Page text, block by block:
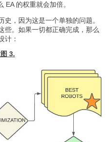
EA 的权重就会加倍。
，因为这是一个单独的问题。
些。如果一切都正确完成，那么
计：
3.